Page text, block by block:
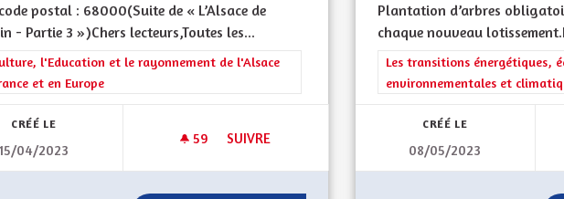
postal : 68000(Suite de « L’Alsace de
- Partie 3 »)Chers lecteurs,Toutes les...
les résultats de la catégorie : La Culture, l'Education et le rayonnement de l'Alsace en France et
l'Education et le rayonnement de l'Alsace
et en Europe
CRÉÉ LE
04/2023
59 59 ABONNÉS
SUIVRE
L'ALSACE DE DEMAIN - PARTIE 4
Plantation d’arbres
chaque nouveau
Filtrer les résultats de la
Les transitions énergétiques,
environnementales et
CRÉÉ LE
08/05/2023